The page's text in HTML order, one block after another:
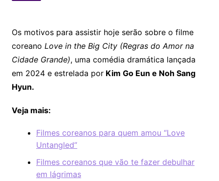
Os motivos para assistir hoje serão sobre o filme
coreano Love in the Big City (Regras do Amor na
Cidade Grande), uma comédia dramática lançada
em 2024 e estrelada porKim Go Eun e Noh Sang
Hyun.
Veja mais:
Filmes coreanos para quem amou “Love
Untangled”
Filmes coreanos que vão te fazer debulhar
em lágrimas